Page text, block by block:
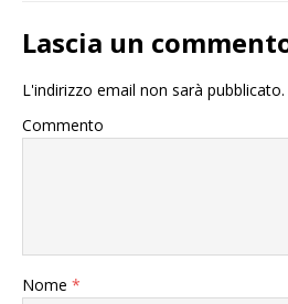
Lascia un
L'indirizzo email non sarà pubblicato.
Commento
Nome *